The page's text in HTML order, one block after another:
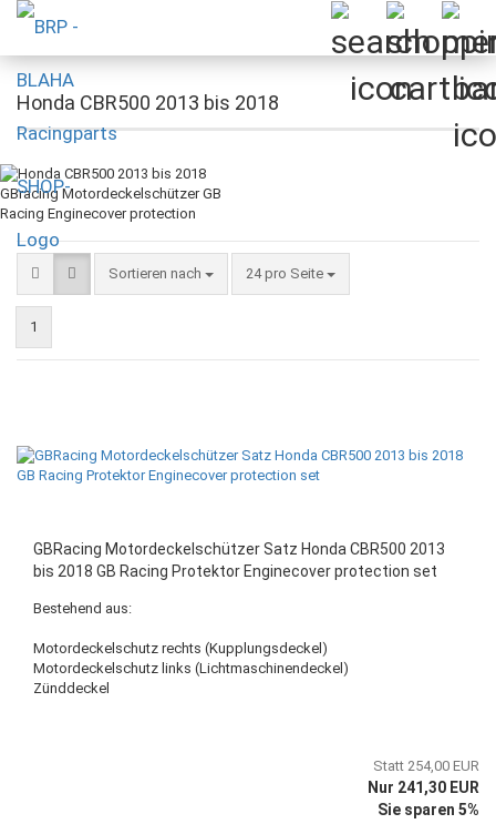
Honda CBR500 2013 bis 2018
Sortieren nach
Sortieren nach 24 pro Seite
pro Seite
1
GBRacing Motordeckelschützer Satz Honda CBR500 2013
bis 2018 GB Racing Protektor Enginecover protection set
Bestehend aus:
Motordeckelschutz rechts (Kupplungsdeckel)
Motordeckelschutz links (Lichtmaschinendeckel)
Zünddeckel
Statt 254,00 EUR
Nur 241,30 EUR
Sie sparen 5%